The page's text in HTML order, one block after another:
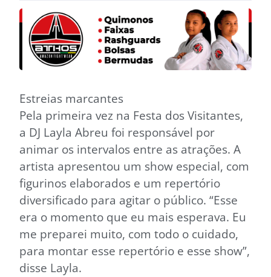
Estreias marcantes
Pela primeira vez na Festa dos Visitantes,
a DJ Layla Abreu foi responsável por
animar os intervalos entre as atrações. A
artista apresentou um show especial, com
figurinos elaborados e um repertório
diversificado para agitar o público. “Esse
era o momento que eu mais esperava. Eu
me preparei muito, com todo o cuidado,
para montar esse repertório e esse show”,
disse Layla.